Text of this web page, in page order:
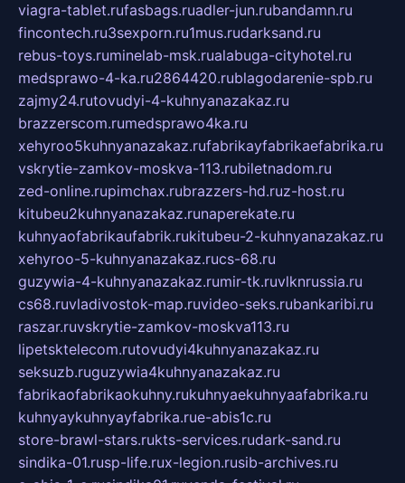
viagra-tablet.rufasbags.ruadler-jun.rubandamn.ru
fincontech.ru3sexporn.ru1mus.rudarksand.ru
rebus-toys.ruminelab-msk.rualabuga-cityhotel.ru
medsprawo-4-ka.ru2864420.rublagodarenie-spb.ru
zajmy24.rutovudyi-4-kuhnyanazakaz.ru
brazzerscom.rumedsprawo4ka.ru
xehyroo5kuhnyanazakaz.rufabrikayfabrikaefabrika.ru
vskrytie-zamkov-moskva-113.rubiletnadom.ru
zed-online.rupimchax.rubrazzers-hd.ruz-host.ru
kitubeu2kuhnyanazakaz.runaperekate.ru
kuhnyaofabrikaufabrik.rukitubeu-2-kuhnyanazakaz.ru
xehyroo-5-kuhnyanazakaz.rucs-68.ru
guzywia-4-kuhnyanazakaz.rumir-tk.ruvlknrussia.ru
cs68.ruvladivostok-map.ruvideo-seks.rubankaribi.ru
raszar.ruvskrytie-zamkov-moskva113.ru
lipetsktelecom.rutovudyi4kuhnyanazakaz.ru
seksuzb.ruguzywia4kuhnyanazakaz.ru
fabrikaofabrikaokuhny.rukuhnyaekuhnyaafabrika.ru
kuhnyaykuhnyayfabrika.rue-abis1c.ru
store-brawl-stars.rukts-services.rudark-sand.ru
sindika-01.rusp-life.rux-legion.rusib-archives.ru